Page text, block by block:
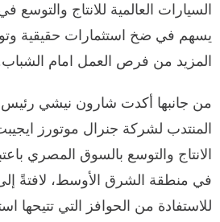
السيارات العالمية للانتاج
يسهم في ضخ استثمارات حقيقية
المزيد من فرص العمل امام
من جانبها أكدت شارون نيشي رئيس
المنتدب لشركة جنرال موتورز
الانتاج والتوسع بالسوق المصري
في منطقة الشرق الأوسط، لافتةً
للاستفادة من الحوافز التي تتيحها